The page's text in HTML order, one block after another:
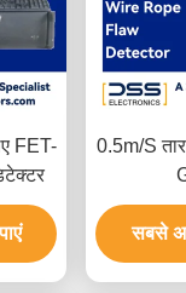
FET-
0.5m/S
सबसे